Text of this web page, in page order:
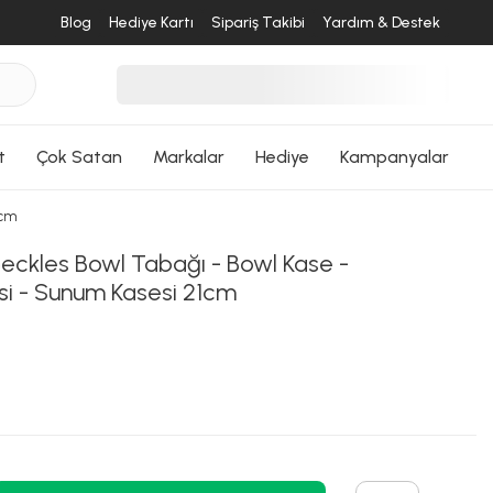
Blog Hediye Kartı Sipariş Takibi Yardım & Destek
Çok Satan Markalar Hediye Kampanyalar
Bowl Tabağı - Bowl Kase -
- Sunum Kasesi 21cm